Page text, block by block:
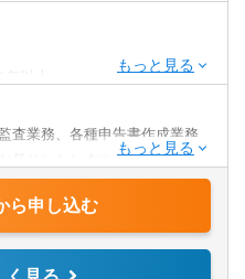
相談ください！
査業務、各種申告書作成業務
任せいたします。
頼をいただくことが多く、経
相続・事業承継関連業務に携
ら申し込む